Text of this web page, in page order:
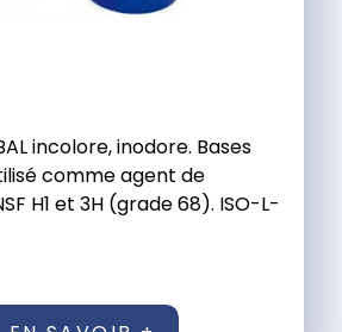
incolore, inodore. Bases
comme agent de
H1 et 3H (grade 68). ISO-L-